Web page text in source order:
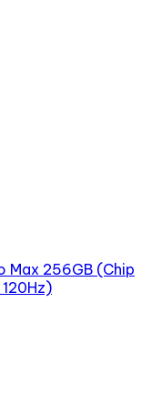
Max 256GB (Chip